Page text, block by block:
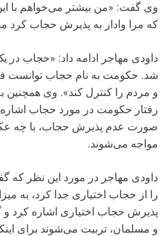
وی گفت: «من بیشتر می‌خواهم با
که مرا وادار به پذیرش حجاب کرد
داودی مهاجر ادامه داد: «حجاب در
شد. حکومت به نام حجاب توانست
و مردم را کنترل کند». وی همچنین
رفتار حکومت در مورد حجاب اشاره
صورت عدم پذیرش حجاب، با چه
مواجه می‌شوند.
داودی مهاجر در مورد این نظر که
را از حجاب اختیاری جدا کرد، به
پذیرش حجاب اختیاری اشاره کرد و
و مسلمان، تربیت می‌شوند برای